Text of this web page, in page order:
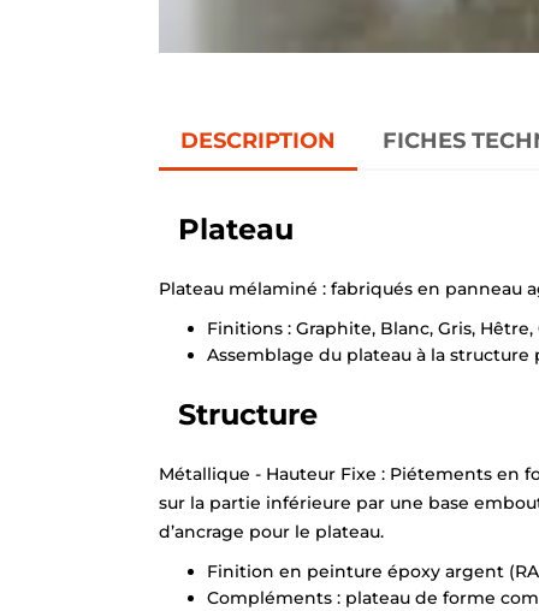
DESCRIPTION FICHES
Plateau
Plateau mélaminé : fabriqués en panneau
Finitions : Graphite, Blanc, Gris,
Assemblage du plateau à la structure
Structure
Métallique - Hauteur Fixe : Piétements en
sur la partie inférieure par une base
d’ancrage pour le plateau.
Finition en peinture époxy argent
Compléments : plateau de forme